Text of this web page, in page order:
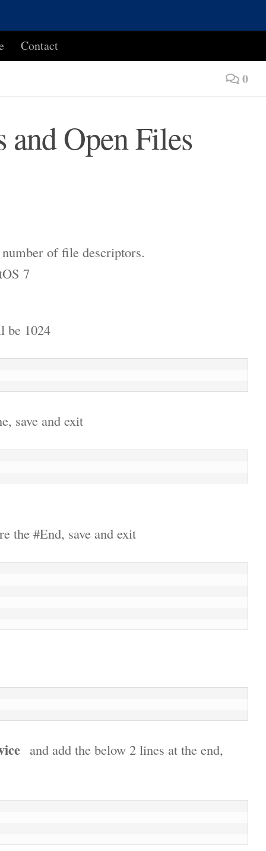
Contact
0
Open Files
of file descriptors.
7
be 1024
save and exit
the #End, save and exit
and add the below 2 lines at the end,